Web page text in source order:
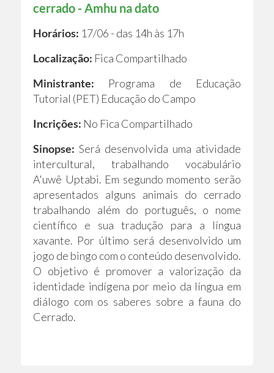
cerrado - Amhu na dato
Horários: 17/06 - das 14h às 17h
Localização: Fica Compartilhado
Ministrante: Programa de Educação
Tutorial (PET) Educação do Campo
Incrições: No Fica Compartilhado
Sinopse: Será desenvolvida uma atividade
intercultural, trabalhando vocabulário
A'uwê Uptabi. Em segundo momento serão
apresentados alguns animais do cerrado
trabalhando além do português, o nome
científico e sua tradução para a língua
xavante. Por último será desenvolvido um
jogo de bingo com o conteúdo desenvolvido.
O objetivo é promover a valorização da
identidade indígena por meio da língua em
diálogo com os saberes sobre a fauna do
Cerrado.